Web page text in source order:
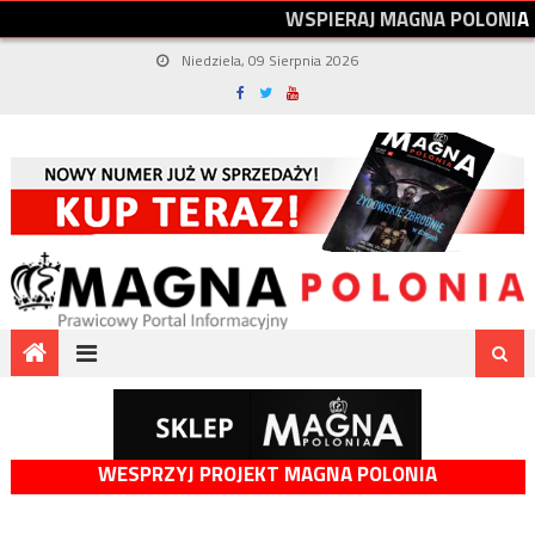
WSPIERAJMAGNAPOLONIA
Niedziela, 09 Sierpnia 2026
WESPRZYJ PROJEKT MAGNA POLONIA